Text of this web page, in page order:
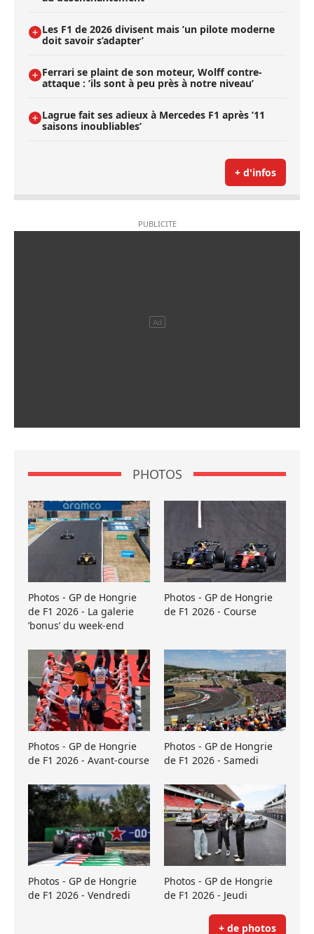
Les F1 de 2026 divisent mais ’un pilote moderne
doit savoir s’adapter’
Ferrari se plaint de son moteur, Wolff contre-
attaque : ’ils sont à peu près à notre niveau’
Lagrue fait ses adieux à Mercedes F1 après ’11
saisons inoubliables’
+ d'infos
PHOTOS
Photos - GP de Hongrie
de F1 2026 - La galerie
’bonus’ du week-end
Photos - GP de Hongrie
de F1 2026 - Course
Photos - GP de Hongrie
de F1 2026 - Avant-course
Photos - GP de Hongrie
de F1 2026 - Samedi
Photos - GP de Hongrie
de F1 2026 - Vendredi
Photos - GP de Hongrie
de F1 2026 - Jeudi
+ de photos